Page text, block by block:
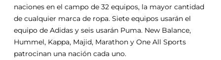
naciones en el campo de 32 equipos, la mayor cantidad
de cualquier marca de ropa. Siete equipos usarán el
equipo de Adidas y seis usarán Puma. New Balance,
Hummel, Kappa, Majid, Marathon y One All Sports
patrocinan una nación cada uno.